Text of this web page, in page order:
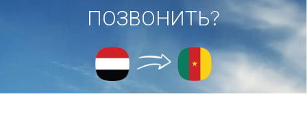
ПОЗВОНИТЬ?